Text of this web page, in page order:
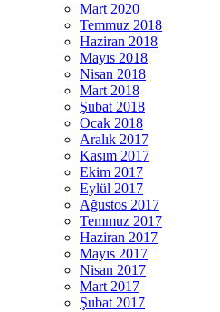
Mart 2020
Temmuz 2018
Haziran 2018
Mayıs 2018
Nisan 2018
Mart 2018
Şubat 2018
Ocak 2018
Aralık 2017
Kasım 2017
Ekim 2017
Eylül 2017
Ağustos 2017
Temmuz 2017
Haziran 2017
Mayıs 2017
Nisan 2017
Mart 2017
Şubat 2017